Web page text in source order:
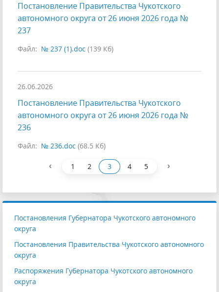
Постановление Правительства Чукотского
автономного округа от 26 июня 2026 года №
237
Файл: № 237 (1).doc (139 Кб)
26.06.2026
Постановление Правительства Чукотского
автономного округа от 26 июня 2026 года №
236
Файл: № 236.doc (68.5 Кб)
‹ 1 2 3 4 5 ›
Постановления Губернатора Чукотского автономного
округа
Постановления Правительства Чукотского автономного
округа
Распоряжения Губернатора Чукотского автономного
округа